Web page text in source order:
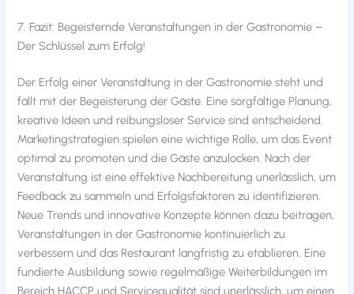
7. Fazit: Begeisternde Veranstaltungen in der Gastronomie –
Der Schlüssel zum Erfolg!
Der Erfolg einer Veranstaltung in der Gastronomie steht und
fällt mit der Begeisterung der Gäste. Eine sorgfältige Planung,
kreative Ideen und reibungsloser Service sind entscheidend.
Marketingstrategien spielen eine wichtige Rolle, um das Event
optimal zu promoten und die Gäste anzulocken. Nach der
Veranstaltung ist eine effektive Nachbereitung unerlässlich, um
Feedback zu sammeln und Erfolgsfaktoren zu identifizieren.
Neue Trends und innovative Konzepte können dazu beitragen,
Veranstaltungen in der Gastronomie kontinuierlich zu
verbessern und das Restaurant langfristig zu etablieren. Eine
fundierte Ausbildung sowie regelmäßige Weiterbildungen im
Bereich HACCP und Servicequalität sind unerlässlich, um einen